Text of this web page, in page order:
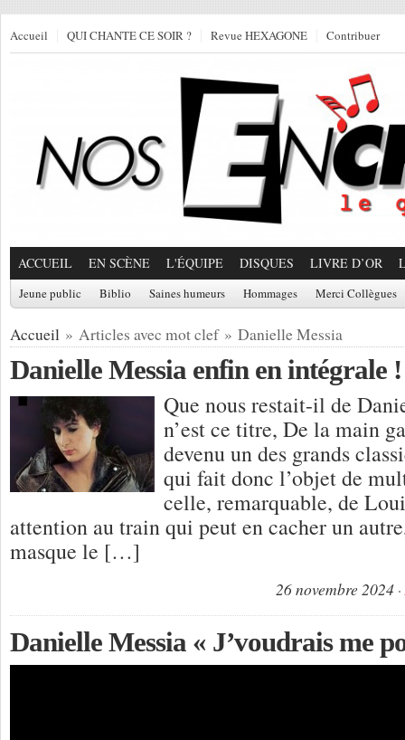
Accueil QUI CHANTE CE SOIR ? Revue HEXAGONE Contribuer
ACCUEIL EN SCÈNE L'ÉQUIPE DISQUES LIVRE D’OR
Jeune public Biblio Saines humeurs Hommages Merci Collègues
Accueil » Articles avec mot clef » Danielle Messia
Danielle Messia enfin en intégrale !
Que nous restait-il de
n’est ce titre, De la main
devenu un des grands
qui fait donc l’objet de
celle, remarquable, de
attention au train qui peut en cacher un
masque le […]
26 novembre 2024
Danielle Messia « J’voudrais me